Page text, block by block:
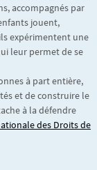
accompagnés par
jouent,
expérimentent une
leur permet de se
à part entière,
et de construire le
à la défendre
des Droits de